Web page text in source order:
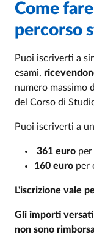
Come
percorso
Puoi iscriverti a
esami,
numero massimo
del Corso di
Puoi iscriverti a
361 euro
160 euro per
L'iscrizione vale
Gli importi versati
non sono